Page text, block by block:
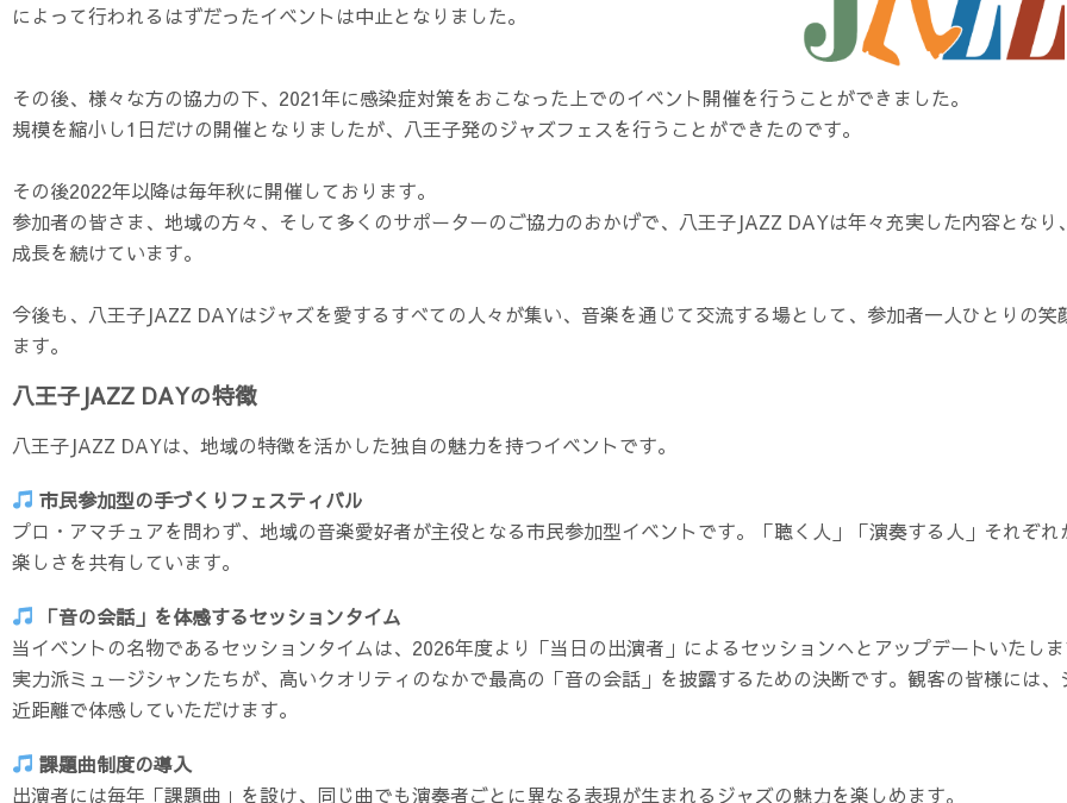
によって行われるはずだったイベントは中止となりました。
その後、様々な方の協力の下、2021年に感染症対策をおこなった上でのイベント開催を行うことができました。
規模を縮小し1日だけの開催となりましたが、八王子発のジャズフェスを行うことができたのです。
その後2022年以降は毎年秋に開催しております。
参加者の皆さま、地域の方々、そして多くのサポーターのご協力のおかげで、八王子JAZZ DAYは年々充実した内容となり
成長を続けています。
今後も、八王子JAZZ DAYはジャズを愛するすべての人々が集い、音楽を通じて交流する場として、参加者一人ひとりの笑
ます。
八王子JAZZ DAYの特徴
八王子JAZZ DAYは、地域の特徴を活かした独自の魅力を持つイベントです。
市民参加型の手づくりフェスティバル
プロ・アマチュアを問わず、地域の音楽愛好者が主役となる市民参加型イベントです。「聴く人」「演奏する人」それぞ
楽しさを共有しています。
「音の会話」を体感するセッションタイム
当イベントの名物であるセッションタイムは、2026年度より「当日の出演者」によるセッションへとアップデートいたし
実力派ミュージシャンたちが、高いクオリティのなかで最高の「音の会話」を披露するための決断です。観客の皆様には
近距離で体感していただけます。
課題曲制度の導入
出演者には毎年「課題曲」を設け、同じ曲でも演奏者ごとに異なる表現が生まれるジャズの魅力を楽しめます。